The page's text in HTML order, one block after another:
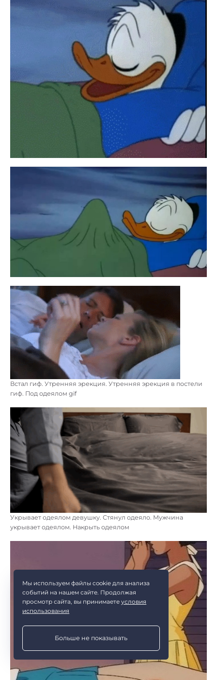
Встал гиф. Утренняя эрекция. Утренняя эрекция в постели
гиф. Под одеялом gif
Укрывает одеялом девушку. Стянул одеяло. Мужчина
укрывает одеялом. Накрыть одеялом
Мы используем файлы cookie для анализа
событий на нашем сайте. Продолжая
просмотр сайта, вы принимаетеусловия
использования
Больше не показывать